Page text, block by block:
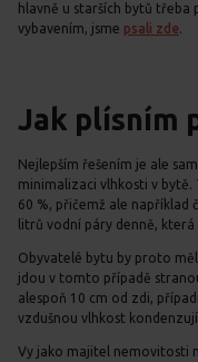
hlavně u starších bytů třeba
vybavením, jsme psali zde.
Jak plísním
Nejlepším řešením je ale
minimalizaci vlhkosti v bytě.
60 %, přičemž ale například
litrů vodní páry denně,
Obyvatelé bytu by proto
jdou v tomto případě
alespoň 10 cm od zdi,
vzdušnou vlhkost
Vy jako majitel nemovitosti